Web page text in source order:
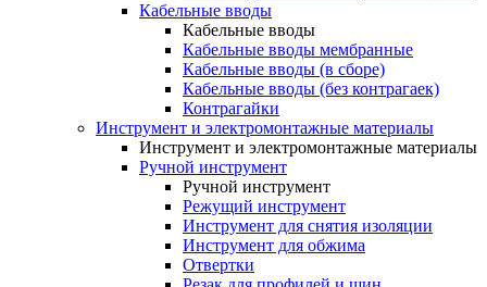
Кабельные вводы
Кабельные вводы
Кабельные вводы мембранные
Кабельные вводы (в сборе)
Кабельные вводы (без контрагаек)
Контрагайки
Инструмент и электромонтажные материалы
Инструмент и электромонтажные материалы
Ручной инструмент
Ручной инструмент
Режущий инструмент
Инструмент для снятия изоляции
Инструмент для обжима
Отвертки